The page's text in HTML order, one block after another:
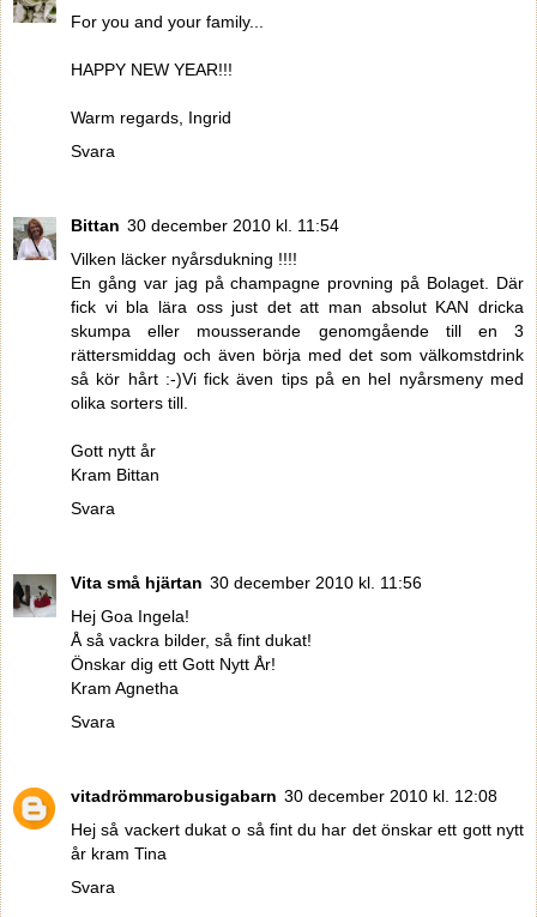
For you and your family...
HAPPY NEW YEAR!!!
Warm regards, Ingrid
Svara
Bittan 30 december 2010 kl. 11:54
Vilken läcker nyårsdukning !!!!
En gång var jag på champagne provning på Bolaget. Där
fick vi bla lära oss just det att man absolut KAN dricka
skumpa eller mousserande genomgående till en 3
rättersmiddag och även börja med det som välkomstdrink
så kör hårt :-)Vi fick även tips på en hel nyårsmeny med
olika sorters till.
Gott nytt år
Kram Bittan
Svara
Vita små hjärtan 30 december 2010 kl. 11:56
Hej Goa Ingela!
Å så vackra bilder, så fint dukat!
Önskar dig ett Gott Nytt År!
Kram Agnetha
Svara
vitadrömmarobusigabarn 30 december 2010 kl. 12:08
Hej så vackert dukat o så fint du har det önskar ett gott nytt
år kram Tina
Svara